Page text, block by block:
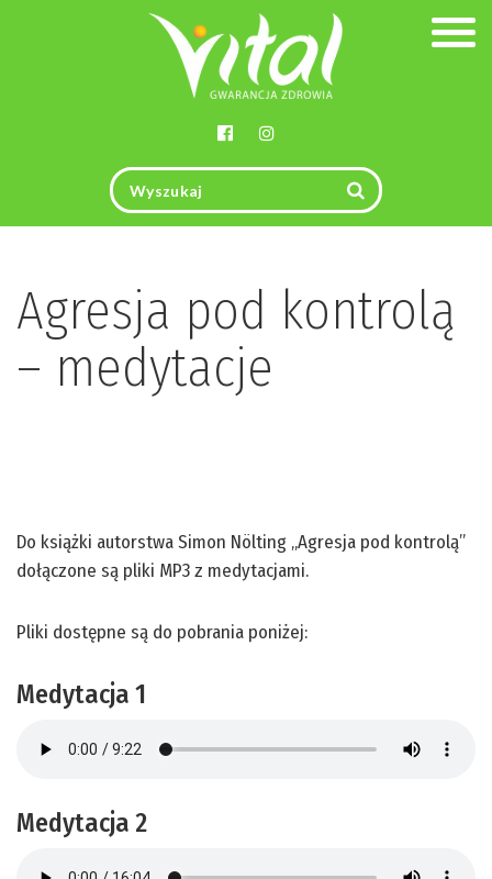
Agresja pod kontrolą
– medytacje
Do książki autorstwaSimon Nölting „Agresja pod kontrolą”
dołączone są pliki MP3 z medytacjami.
Pliki dostępne są do pobrania poniżej:
Medytacja 1
Medytacja 2